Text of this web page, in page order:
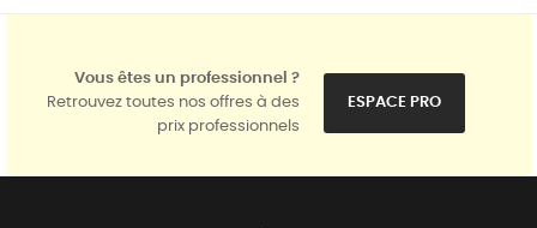
Vous êtes un professionnel ?
Retrouvez toutes nos offres à des
prix professionnels
ESPACE PRO